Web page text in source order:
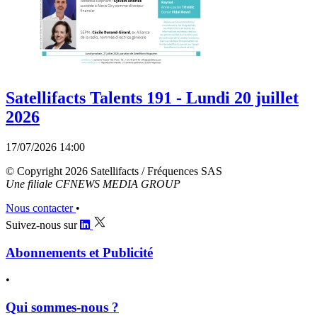
Satellifacts Talents 191 - Lundi 20 juillet
2026
17/07/2026 14:00
© Copyright 2026 Satellifacts / Fréquences SAS
Une filiale CFNEWS MEDIA GROUP
Nous contacter •
Suivez-nous sur
Abonnements et Publicité
•
Qui sommes-nous ?